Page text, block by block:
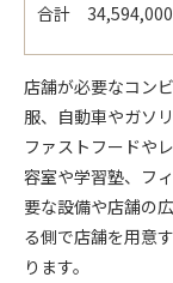
合計
店舗が必要なコン
服、自動車やガソ
ファストフードや
容室や学習塾、フ
要な設備や店舗の
る側で店舗を用意
ります。